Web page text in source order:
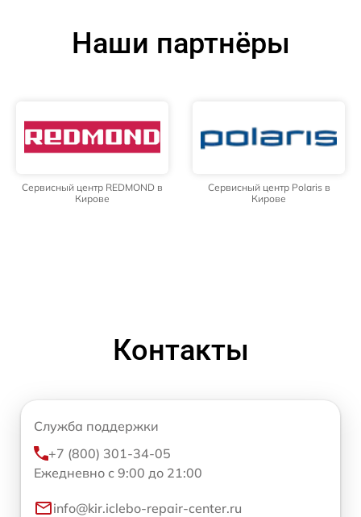
Наши партнёры
Сервисный центр REDMOND в
Кирове
Сервисный центр Polaris в
Кирове
Контакты
Служба поддержки
+7 (800) 301-34-05
Ежедневно с 9:00 до 21:00
info@kir.iclebo-repair-center.ru